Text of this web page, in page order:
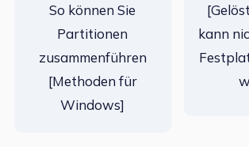
So können Sie
Partitionen
zusammenführen
[Methoden für
Windows]
kann